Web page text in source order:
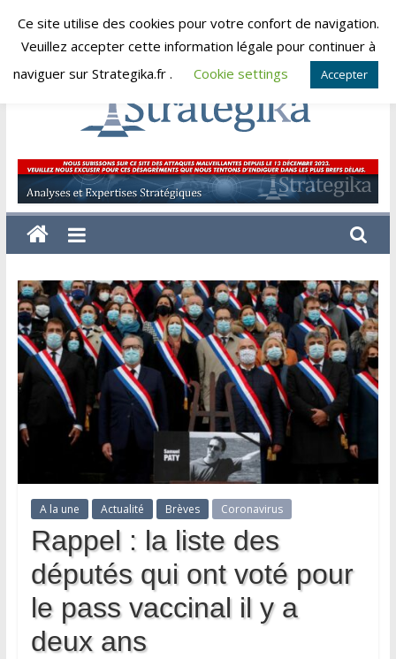
Skip
vendredi, août 7, 2026
Strategika
Expertise
et
Analyses
A la une Actualité Brèves Coronavirus
Rappel : la liste des
députés qui ont voté pour
le pass vaccinal il y a
deux ans
Ce site utilise des cookies pour votre confort de navigation.
Veuillez accepter cette information légale pour continuer à
naviguer sur Strategika.fr .
Cookie settings Accepter